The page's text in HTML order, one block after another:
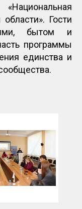
Гости
бытом и
программы
единства и